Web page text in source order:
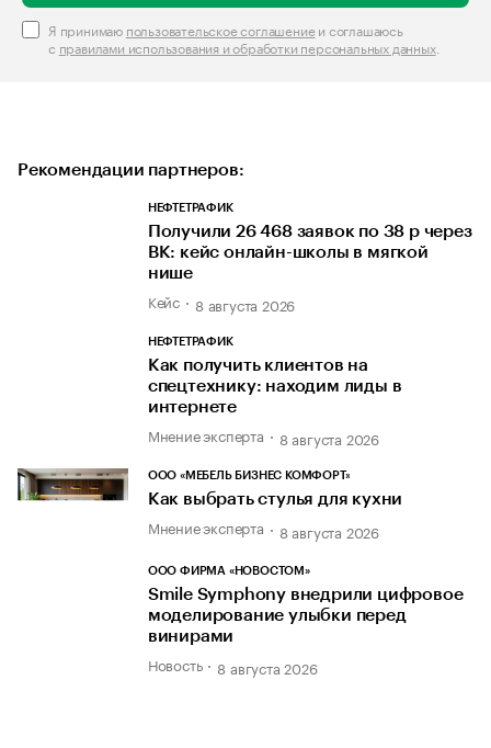
Я принимаю пользовательское соглашениеи соглашаюсь
с правилами использования и обработки персональных данных.
Рекомендации партнеров:
НЕФТЕТРАФИК
Получили 26 468 заявок по 38 р через
ВК: кейс онлайн-школы в мягкой
нише
Кейс 8 августа 2026
НЕФТЕТРАФИК
Как получить клиентов на
спецтехнику: находим лиды в
интернете
Мнение эксперта 8 августа 2026
ООО «МЕБЕЛЬ БИЗНЕС КОМФОРТ»
Как выбрать стулья для кухни
Мнение эксперта 8 августа 2026
ООО ФИРМА «НОВОСТОМ»
Smile Symphony внедрили цифровое
моделирование улыбки перед
винирами
Новость 8 августа 2026